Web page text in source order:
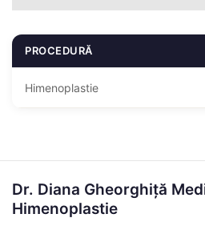
PROCEDURĂ
Himenoplastie
Dr. Diana Gheorghiță
Himenoplastie